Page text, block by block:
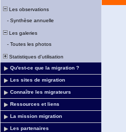
Les observations
- Synthèse annuelle
Les galeries
- Toutes les photos
Statistiques d'utilisation
Qu'est-ce que la migration ?
Les sites de migration
Connaître les migrateurs
Ressources et liens
La mission migration
Les partenaires